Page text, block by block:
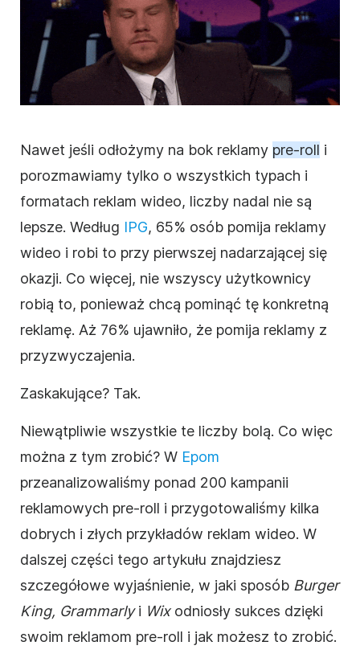
Nawet jeśli odłożymy na bok reklamy pre-roll i
porozmawiamy tylko o wszystkich typach i
formatach reklam wideo, liczby nadal nie są
lepsze. Według IPG, 65% osób pomija reklamy
wideo i robi to przy pierwszej nadarzającej się
okazji. Co więcej, nie wszyscy użytkownicy
robią to, ponieważ chcą pominąć tę konkretną
reklamę. Aż 76% ujawniło, że pomija reklamy z
przyzwyczajenia.
Zaskakujące? Tak.
Niewątpliwie wszystkie te liczby bolą. Co więc
można z tym zrobić? W Epom
przeanalizowaliśmy ponad 200 kampanii
reklamowych pre-roll i przygotowaliśmy kilka
dobrych i złych przykładów reklam wideo. W
dalszej części tego artykułu znajdziesz
szczegółowe wyjaśnienie, w jaki sposób Burger
King, Grammarlyi Wixodniosły sukces dzięki
swoim reklamom pre-roll i jak możesz to zrobić.